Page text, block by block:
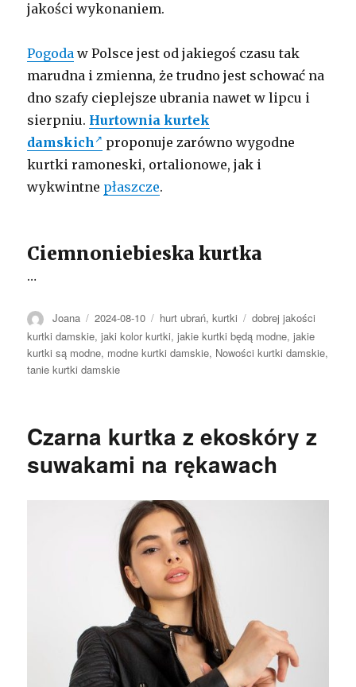
jakości wykonaniem.
Pogoda w Polsce jest od jakiegoś czasu tak
marudna i zmienna, że trudno jest schować na
dno szafy cieplejsze ubrania nawet w lipcu i
sierpniu. Hurtownia kurtek
damskich
proponuje zarówno wygodne
kurtki ramoneski, ortalionowe, jak i
wykwintne płaszcze.
Ciemnoniebieska kurtka
…
Autor
Joana Opublikowano
2024-08-10 Kategorie
hurt ubrań,kurtki Tagi
dobrej jakości
kurtki damskie,jaki kolor kurtki,jakie kurtki będą modne,jakie
kurtki są modne, modne kurtki damskie, Nowości kurtki damskie,
tanie kurtki damskie
Czarna kurtka z ekoskóry z
suwakami na rękawach